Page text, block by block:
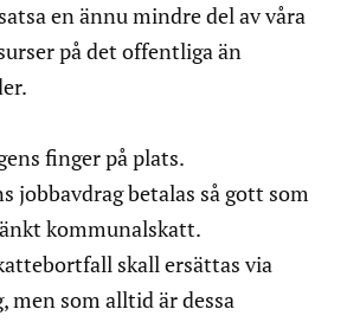
en ännu mindre del av våra
på det offentliga än
finger på plats.
jobbavdrag betalas så gott som
kommunalskatt.
skall ersättas via
men som alltid är dessa